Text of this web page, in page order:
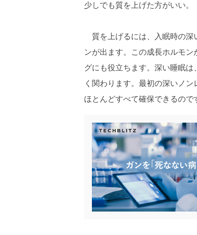
少しでも質を上げた方がいい。
質を上げるには、入眠時の深
ンが出ます。この成長ホルモ
グにも役立ちます。深い睡眠
く関わります。最初の深いノ
ほとんどすべて確保できるので